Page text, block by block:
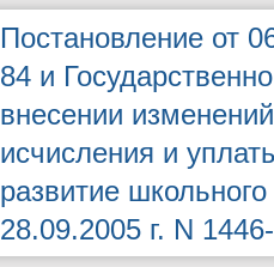
Постановление от
84 и
внесении
исчисления и
развитие
28.09.2005 г. N